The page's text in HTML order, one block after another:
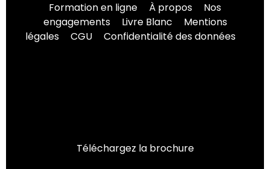
Formation en ligne À propos
Nos
engagements
Livre Blanc
Mentions
légales
CGU Confidentialité des données
Téléchargez la brochure